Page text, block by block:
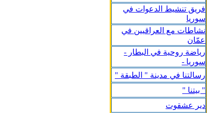
فريق تنشيط الدعوات في
سوريا
نشاطات مع العراقيين في
عمّان
رياضة روحية في البطار -
سوريا -
رسالتنا في مدينة " الطبقة "
" بيتنا "
دير عشقوت